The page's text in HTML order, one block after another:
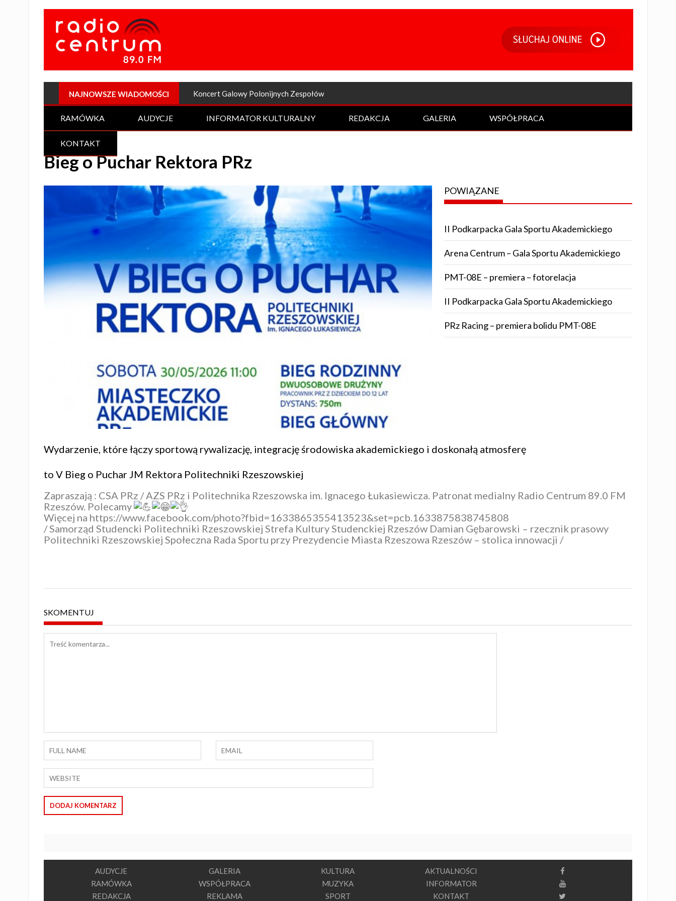
NAJNOWSZE WIADOMOŚCI Plenerowa odsłona Rockowej Nocy
RAMÓWKA AUDYCJE INFORMATOR KULTURALNY REDAKCJA GALERIA WSPÓŁPRACA
KONTAKT
Bieg o Puchar Rektora PRz
POWIĄZANE
II Podkarpacka Gala Sportu Akademickiego
Arena Centrum – Gala Sportu Akademickiego
PMT-08E – premiera – fotorelacja
II Podkarpacka Gala Sportu Akademickiego
PRz Racing – premiera bolidu PMT-08E
Wydarzenie, które łączy sportową rywalizację, integrację środowiska akademickiego i doskonałą atmosferę
to V Bieg o Puchar JM Rektora Politechniki Rzeszowskiej
Zapraszają : CSA PRz / AZS PRz i Politechnika Rzeszowska im. Ignacego Łukasiewicza. Patronat medialny Radio Centrum 89.0 FM
Rzeszów. Polecamy
Więcej na https://www.facebook.com/photo?fbid=1633865355413523&set=pcb.1633875838745808
/Samorząd Studencki Politechniki Rzeszowskiej Strefa Kultury Studenckiej Rzeszów Damian Gębarowski – rzecznik prasowy
Politechniki Rzeszowskiej Społeczna Rada Sportu przy Prezydencie Miasta Rzeszowa Rzeszów – stolica innowacji /
SKOMENTUJ
AUDYCJE
RAMÓWKA
REDAKCJA
GALERIA
WSPÓŁPRACA
REKLAMA
KULTURA
MUZYKA
SPORT
AKTUALNOŚCI
INFORMATOR
KONTAKT